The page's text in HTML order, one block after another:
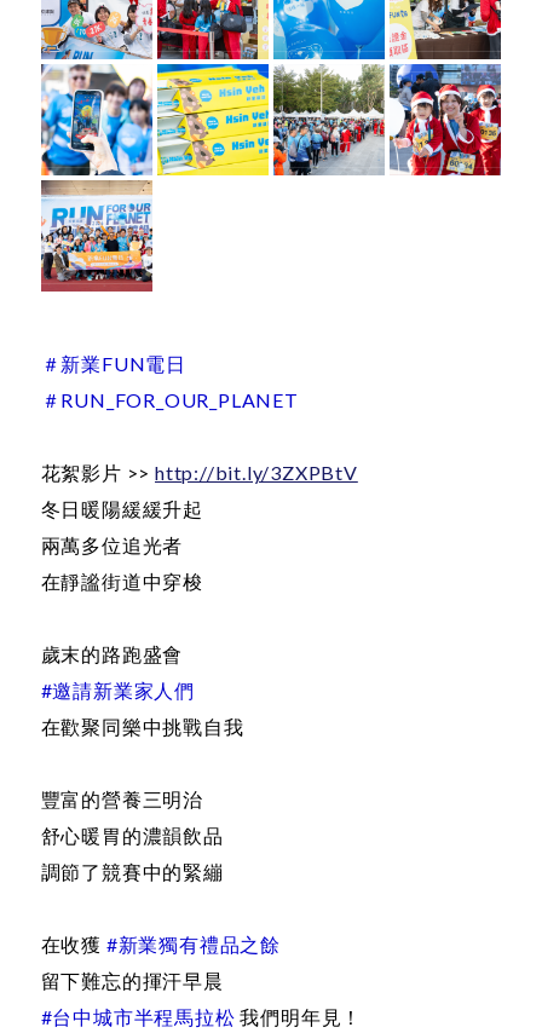
＃新業FUN電日
＃RUN_FOR_OUR_PLANET
花絮影片 >> http://bit.ly/3ZXPBtV
冬日暖陽緩緩升起
兩萬多位追光者
在靜謐街道中穿梭
歲末的路跑盛會
#邀請新業家人們
在歡聚同樂中挑戰自我
豐富的營養三明治
舒心暖胃的濃韻飲品
調節了競賽中的緊繃
在收獲 #新業獨有禮品之餘
留下難忘的揮汗早晨
#台中城市半程馬拉松 我們明年見！